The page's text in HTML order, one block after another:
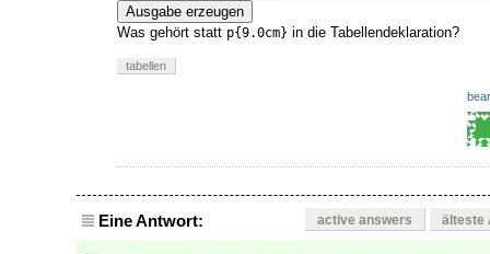
Ausgabe erzeugen
Was gehört statt p{9.0cm} in die Tabellendeklaration?
tabellen
Eine Antwort: active answers älteste